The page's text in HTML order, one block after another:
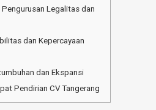
Legalitas dan
dan Kepercayaan
dan Ekspansi
Pendirian CV Tangerang